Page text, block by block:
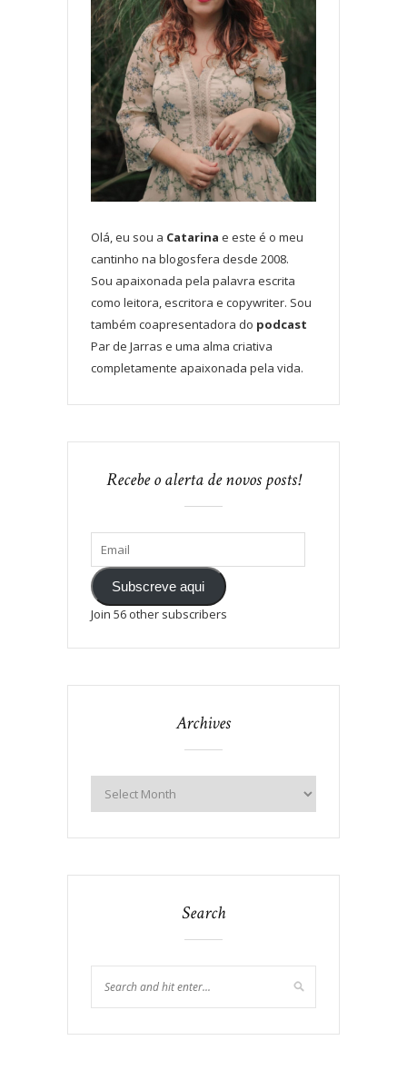
Olá, eu sou a Catarina e este é o meu
cantinho na blogosfera desde 2008.
Sou apaixonada pela palavra escrita
como leitora, escritora e copywriter. Sou
também coapresentadora do podcast
Par de Jarras e uma alma criativa
completamente apaixonada pela vida.
Recebe o alerta de novos posts!
Subscreve aqui
Join 56 other subscribers
Archives
Search